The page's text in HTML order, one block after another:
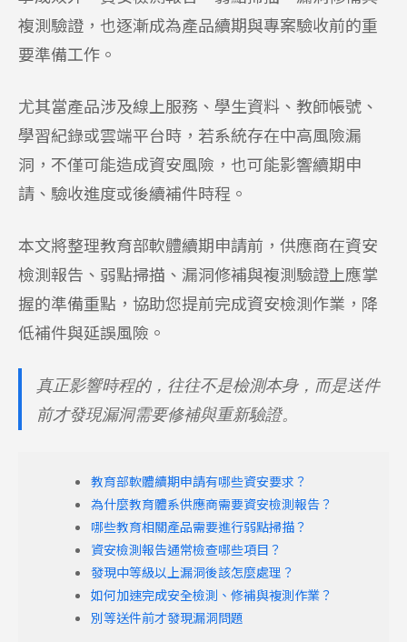
複測驗證，也逐漸成為產品續期與專案驗收前的重
要準備工作。
尤其當產品涉及線上服務、學生資料、教師帳號、
學習紀錄或雲端平台時，若系統存在中高風險漏
洞，不僅可能造成資安風險，也可能影響續期申
請、驗收進度或後續補件時程。
本文將整理教育部軟體續期申請前，供應商在資安
檢測報告、弱點掃描、漏洞修補與複測驗證上應掌
握的準備重點，協助您提前完成資安檢測作業，降
低補件與延誤風險。
真正影響時程的，往往不是檢測本身，而是送件
前才發現漏洞需要修補與重新驗證。
教育部軟體續期申請有哪些資安要求？
為什麼教育體系供應商需要資安檢測報告？
哪些教育相關產品需要進行弱點掃描？
資安檢測報告通常檢查哪些項目？
發現中等級以上漏洞後該怎麼處理？
如何加速完成安全檢測、修補與複測作業？
別等送件前才發現漏洞問題